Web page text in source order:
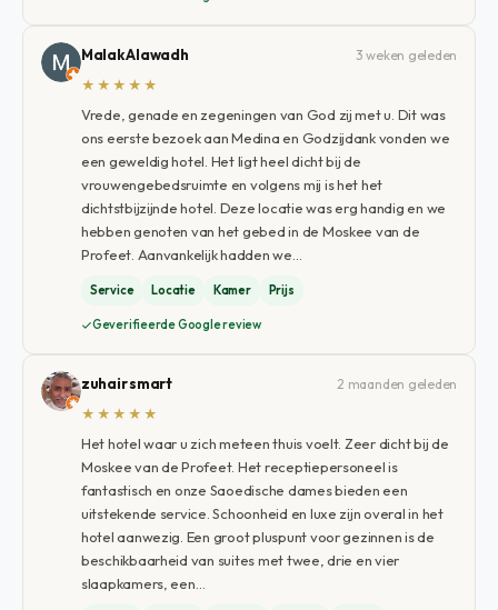
Malak Alawadh
3 weken geleden
★★★★★
Vrede, genade en zegeningen van God zij met u. Dit was
ons eerste bezoek aan Medina en Godzijdank vonden we
een geweldig hotel. Het ligt heel dicht bij de
vrouwengebedsruimte en volgens mij is het het
dichtstbijzijnde hotel. Deze locatie was erg handig en we
hebben genoten van het gebed in de Moskee van de
Profeet. Aanvankelijk hadden we…
Service Locatie Kamer Prijs
Geverifieerde Google review
zuhair smart
2 maanden geleden
★★★★★
Het hotel waar u zich meteen thuis voelt. Zeer dicht bij de
Moskee van de Profeet. Het receptiepersoneel is
fantastisch en onze Saoedische dames bieden een
uitstekende service. Schoonheid en luxe zijn overal in het
hotel aanwezig. Een groot pluspunt voor gezinnen is de
beschikbaarheid van suites met twee, drie en vier
slaapkamers, een…